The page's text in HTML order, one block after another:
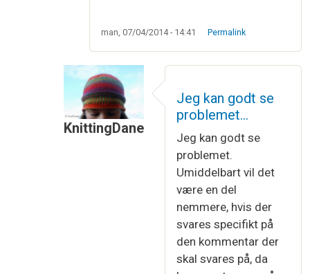
man, 07/04/2014 - 14:41 Permalink
KnittingDane
Det ville være smart med et…
Jeg kan godt se
problemet…
Jeg kan godt se
problemet.
Umiddelbart vil det
være en del
nemmere, hvis der
svares specifikt på
den kommentar der
skal svares på, da